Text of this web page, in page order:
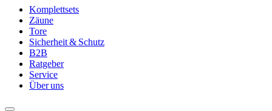
Komplettsets
Zäune
Tore
Sicherheit & Schutz
B2B
Ratgeber
Service
Über uns